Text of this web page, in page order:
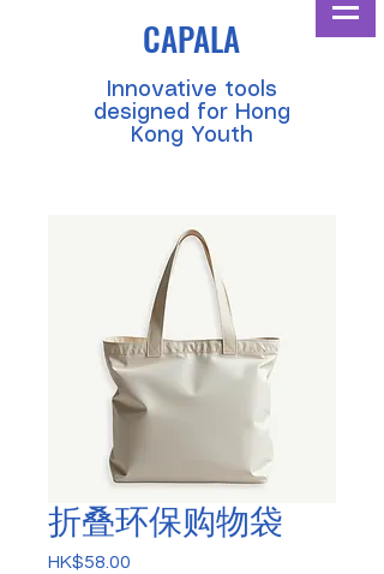
CAPALA
​Innovative tools
designed for Hong
Kong Youth
折叠环保购物袋
HK$58.00